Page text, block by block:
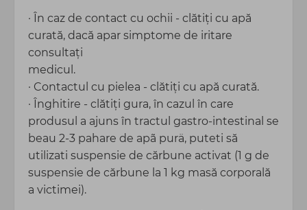
· În caz de contact cu ochii - clătiți cu apă
curată, dacă apar simptome de iritare
consultaţi
medicul.
· Contactul cu pielea - clătiți cu apă curată.
· Înghitire - clătiţi gura, în cazul în care
produsul a ajuns în tractul gastro-intestinal se
beau 2-3 pahare de apã purä, puteti să
utilizati suspensie de cărbune activat (1 g de
suspensie de cărbune la 1 kg masă corporală
a victimei).